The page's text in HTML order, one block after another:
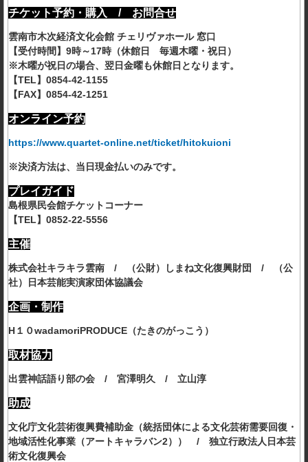
チケット予約・購入 / お問合せ
雲南市木次経済文化会館 チェリヴァホール 窓口
【受付時間】9時～17時（休館日 毎週木曜・祝日）
※木曜が祝日の場合、翌日金曜も休館日となります。
【TEL】0854-42-1155
【FAX】0854-42-1251
オンライン予約
https://www.quartet-online.net/ticket/hitokuioni
※決済方法は、当日現金払いのみです。
プレイガイド
島根県民会館チケットコーナー
【TEL】0852-22-5556
主催
株式会社キラキラ雲南 / （公財）しまね文化復興財団 / （公
社）日本芸能実演家団体協議会
企画・制作
H１０wadamoriPRODUCE（たきのがっこう）
取材協力
出雲神話語り部の会 / 宮澤明久 / 立山淳
助成
文化庁文化芸術復興費補助金（統括団体による文化芸術需要回復・
地域活性化事業（アートキャラバン2）） / 独立行政法人日本芸
術文化復興会